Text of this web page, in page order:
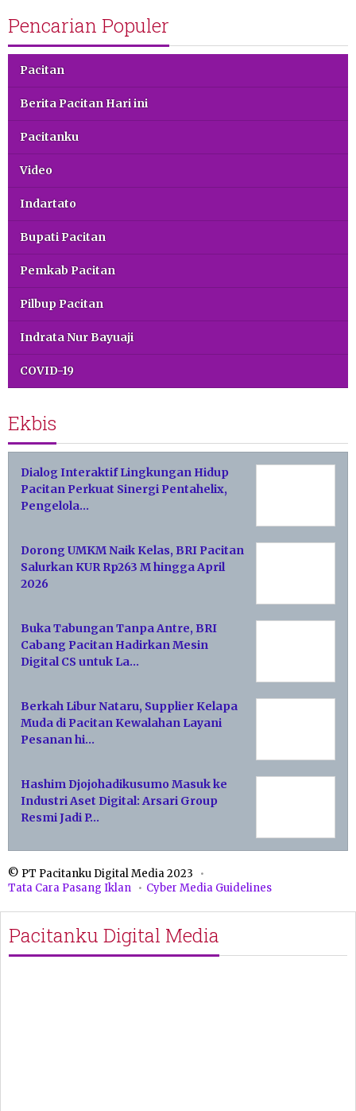
Pencarian Populer
Pacitan
Berita Pacitan Hari ini
Pacitanku
Video
Indartato
Bupati Pacitan
Pemkab Pacitan
Pilbup Pacitan
Indrata Nur Bayuaji
COVID-19
Ekbis
Dialog Interaktif Lingkungan Hidup
Pacitan Perkuat Sinergi Pentahelix,
Pengelola…
Dorong UMKM Naik Kelas, BRI Pacitan
Salurkan KUR Rp263 M hingga April
2026
Buka Tabungan Tanpa Antre, BRI
Cabang Pacitan Hadirkan Mesin
Digital CS untuk La…
Berkah Libur Nataru, Supplier Kelapa
Muda di Pacitan Kewalahan Layani
Pesanan hi…
Hashim Djojohadikusumo Masuk ke
Industri Aset Digital: Arsari Group
Resmi Jadi P…
© PT Pacitanku Digital Media 2023
Tata Cara Pasang Iklan
Cyber Media Guidelines
Pacitanku Digital Media